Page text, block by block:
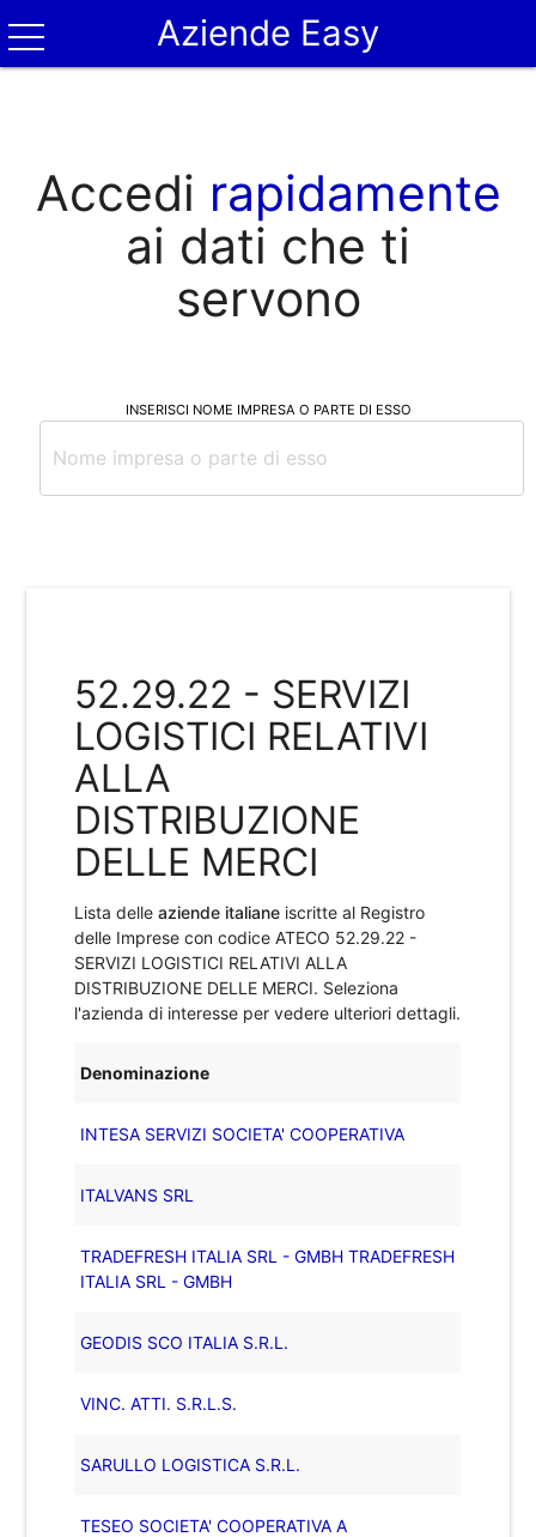
Aziende Easy
Accedi rapidamente
ai dati che ti
servono
INSERISCI NOME IMPRESA O PARTE DI ESSO
52.29.22 - SERVIZI
LOGISTICI RELATIVI
ALLA
DISTRIBUZIONE
DELLE MERCI
Lista delleaziende italiane iscritte al Registro
delle Imprese con codice ATECO 52.29.22 -
SERVIZI LOGISTICI RELATIVI ALLA
DISTRIBUZIONE DELLE MERCI. Seleziona
l'azienda di interesse per vedere ulteriori dettagli.
Denominazione
INTESA SERVIZI SOCIETA' COOPERATIVA
ITALVANS SRL
TRADEFRESH ITALIA SRL - GMBH TRADEFRESH
ITALIA SRL - GMBH
GEODIS SCO ITALIA S.R.L.
VINC. ATTI. S.R.L.S.
SARULLO LOGISTICA S.R.L.
TESEO SOCIETA' COOPERATIVA A